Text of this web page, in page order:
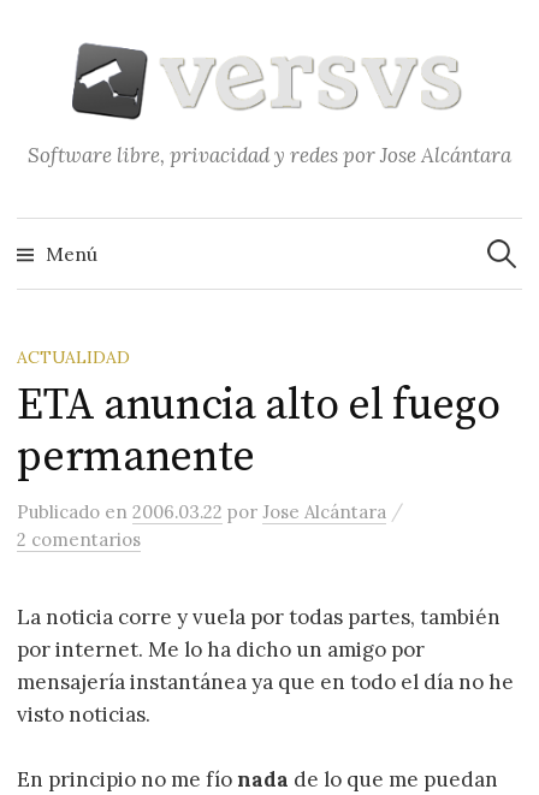
contenido
Software libre, privacidad y redes por Jose Alcántara
Menú
ACTUALIDAD
ETA anuncia alto el fuego
permanente
Publicado en2006.03.22 porJose Alcántara /
2 comentarios
La noticia corre y vuela por todas partes, también
por internet. Me lo ha dicho un amigo por
mensajería instantánea ya que en todo el día no he
visto noticias.
En principio no me fíonada de lo que me puedan